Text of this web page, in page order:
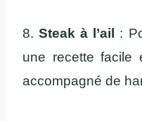
8.Steak à l’ail :
une recette facile
accompagné de